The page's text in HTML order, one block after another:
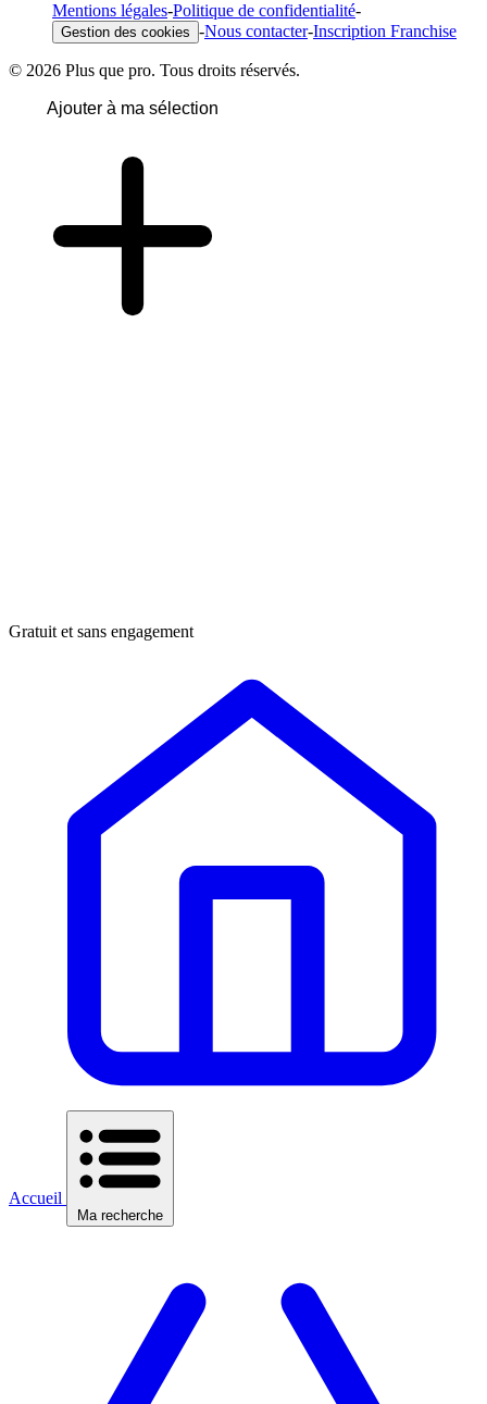
Mentions légales-Politique de confidentialité-
Gestion des cookies -Nous contacter-Inscription Franchise
© 2026 Plus que pro. Tous droits réservés.
Ajouter à ma sélection
Gratuit et sans engagement
Accueil
Ma recherche